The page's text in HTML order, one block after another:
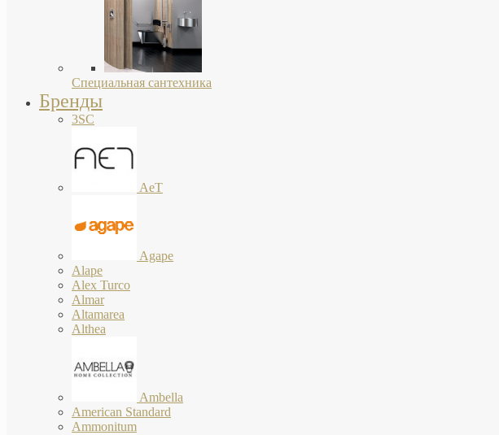
Специальная сантехника
Бренды
3SC
AeT
Agape
Alape
Alex Turco
Almar
Altamarea
Althea
Ambella
American Standard
Ammonitum